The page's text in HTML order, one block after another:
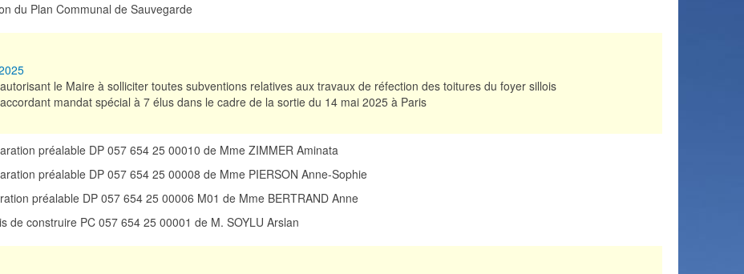
du Plan Communal de Sauvegarde
autorisant le Maire à solliciter toutes subventions relatives aux travaux de réfection des toitures du foyer sillois
accordant mandat spécial à 7 élus dans le cadre de la sortie du 14 mai 2025 à Paris
préalable DP 057 654 25 00010 de Mme ZIMMER Aminata
préalable DP 057 654 25 00008 de Mme PIERSON Anne-Sophie
préalable DP 057 654 25 00006 M01 de Mme BERTRAND Anne
de construire PC 057 654 25 00001 de M. SOYLU Arslan